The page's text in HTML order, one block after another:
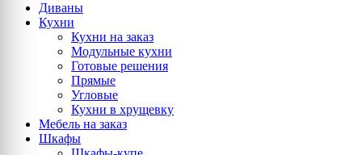
Диваны
Кухни
Кухни на заказ
Модульные кухни
Готовые решения
Прямые
Угловые
Кухни в хрущевку
Мебель на заказ
Шкафы